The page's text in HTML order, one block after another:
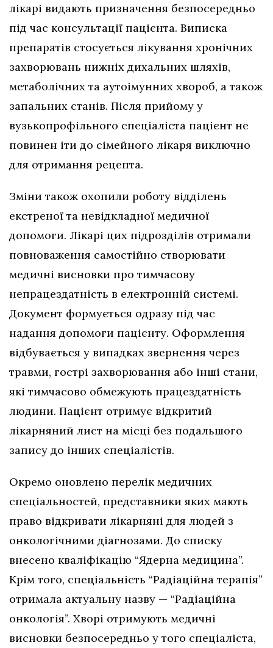
лікарі видають призначення безпосередньо
під час консультації пацієнта. Виписка
препаратів стосується лікування хронічних
захворювань нижніх дихальних шляхів,
метаболічних та аутоімунних хвороб, а також
запальних станів. Після прийому у
вузькопрофільного спеціаліста пацієнт не
повинен іти до сімейного лікаря виключно
для отримання рецепта.
Зміни також охопили роботу відділень
екстреної та невідкладної медичної
допомоги. Лікарі цих підрозділів отримали
повноваження самостійно створювати
медичні висновки про тимчасову
непрацездатність в електронній системі.
Документ формується одразу під час
надання допомоги пацієнту. Оформлення
відбувається у випадках звернення через
травми, гострі захворювання або інші стани,
які тимчасово обмежують працездатність
людини. Пацієнт отримує відкритий
лікарняний лист на місці без подальшого
запису до інших спеціалістів.
Окремо оновлено перелік медичних
спеціальностей, представники яких мають
право відкривати лікарняні для людей з
онкологічними діагнозами. До списку
внесено кваліфікацію “Ядерна медицина”.
Крім того, спеціальність “Радіаційна терапія”
отримала актуальну назву — “Радіаційна
онкологія”. Хворі отримують медичні
висновки безпосередньо у того спеціаліста,